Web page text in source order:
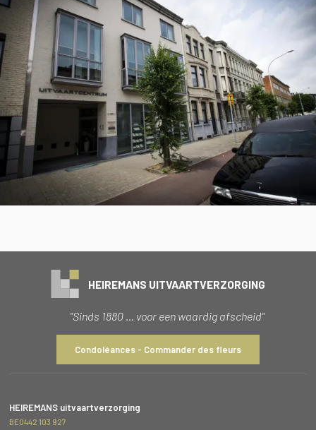
HEIREMANS UITVAARTVERZORGING
"Sinds 1880 … voor een waardig afscheid"
Condoléances - Commander des fleurs
HEIREMANS uitvaartverzorging
BE0442 103 927